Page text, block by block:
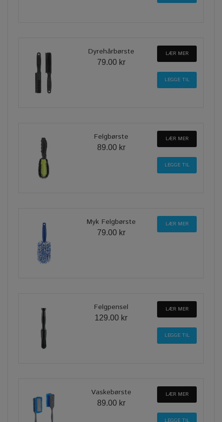
Dyrehårbørste
79.00 kr
LÆR MER
Felgbørste
89.00 kr
LÆR MER
Myk Felgbørste
79.00 kr
LÆR MER
Felgpensel
129.00 kr
LÆR MER
Vaskebørste
89.00 kr
LÆR MER